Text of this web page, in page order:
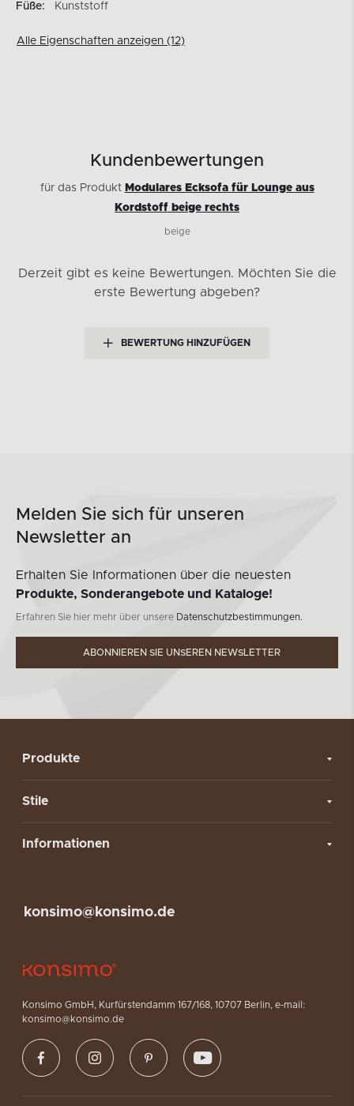
Füße:
Kunststoff
Alle Eigenschaften anzeigen (12)
Kundenbewertungen
für das Produkt Modulares Ecksofa für Lounge aus
Kordstoff beige rechts
beige
Derzeit gibt es keine Bewertungen. Möchten Sie die
erste Bewertung abgeben?
BEWERTUNG HINZUFÜGEN
Melden Sie sich für unseren
Newsletter an
Erhalten Sie Informationen über die neuesten
Produkte, Sonderangebote und Kataloge!
Erfahren Sie hier mehr über unsere Datenschutzbestimmungen.
ABONNIEREN SIE UNSEREN NEWSLETTER
Produkte
Stile
Informationen
Konsimo GmbH, Kurfürstendamm 167/168, 10707 Berlin, e-mail:
konsimo@konsimo.de
konsimo@konsimo.de